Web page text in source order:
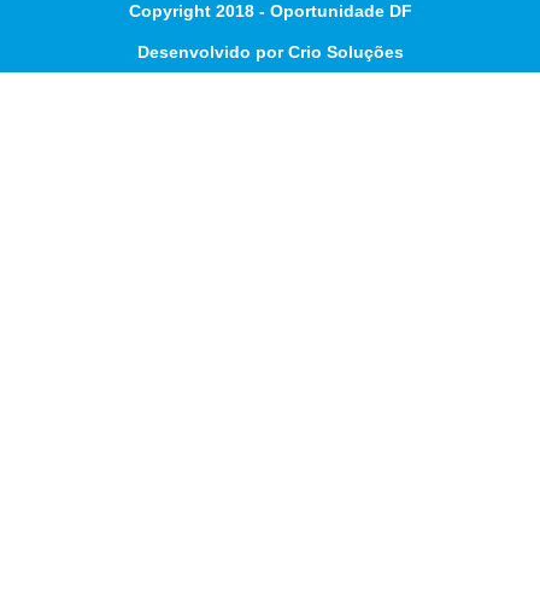
Copyright 2018 - Oportunidade DF
Desenvolvido por Crio Soluções